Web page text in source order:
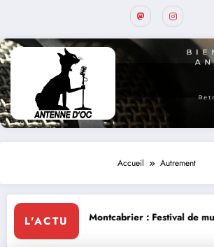
Accueil Autrement
L'ACTU: Festival de musique classique le 8